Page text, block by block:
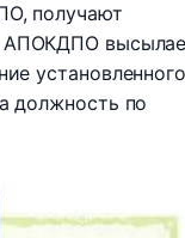
получают
АПОКДПО
установленного
должность по